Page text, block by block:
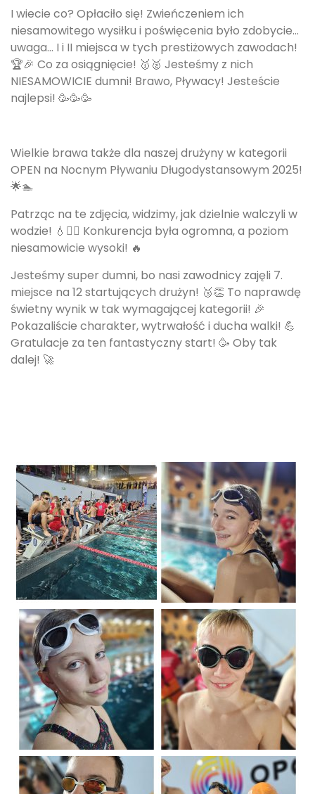
I wiecie co? Opłaciło się! Zwieńczeniem ich
niesamowitego wysiłku i poświęcenia było zdobycie...
uwaga... I i II miejsca w tych prestiżowych zawodach!
🏆🎉 Co za osiągnięcie! 🥇🥈 Jesteśmy z nich
NIESAMOWICIE dumni! Brawo, Pływacy! Jesteście
najlepsi! 🥳🥳🥳
Wielkie brawa także dla naszej drużyny w kategorii
OPEN na Nocnym Pływaniu Długodystansowym 2025!
🌟🏊
Patrząc na te zdjęcia, widzimy, jak dzielnie walczyli w
wodzie! 💧🏊‍♀️ Konkurencja była ogromna, a poziom
niesamowicie wysoki! 🔥
Jesteśmy super dumni, bo nasi zawodnicy zajęli 7.
miejsce na 12 startujących drużyn! 🥉👏 To naprawdę
świetny wynik w tak wymagającej kategorii! 🎉
Pokazaliście charakter, wytrwałość i ducha walki! 💪
Gratulacje za ten fantastyczny start! 🥳 Oby tak
dalej! 🚀